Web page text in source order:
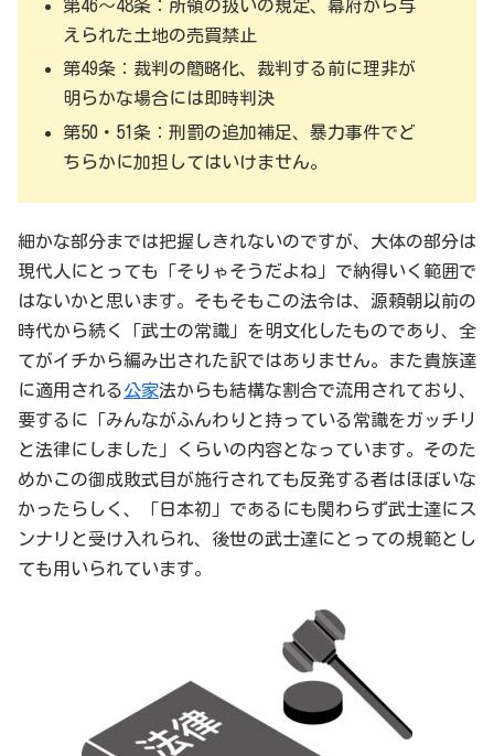
第46～48条：所領の扱いの規定、幕府から与
えられた土地の売買禁止
第49条：裁判の簡略化、裁判する前に理非が
明らかな場合には即時判決
第50・51条：刑罰の追加補足、暴力事件でど
ちらかに加担してはいけません。
細かな部分までは把握しきれないのですが、大体の部分は
現代人にとっても「そりゃそうだよね」で納得いく範囲で
はないかと思います。そもそもこの法令は、源頼朝以前の
時代から続く「武士の常識」を明文化したものであり、全
てがイチから編み出された訳ではありません。また貴族達
に適用される公家法からも結構な割合で流用されており、
要するに「みんながふんわりと持っている常識をガッチリ
と法律にしました」くらいの内容となっています。そのた
めかこの御成敗式目が施行されても反発する者はほぼいな
かったらしく、「日本初」であるにも関わらず武士達にス
ンナリと受け入れられ、後世の武士達にとっての規範とし
ても用いられています。